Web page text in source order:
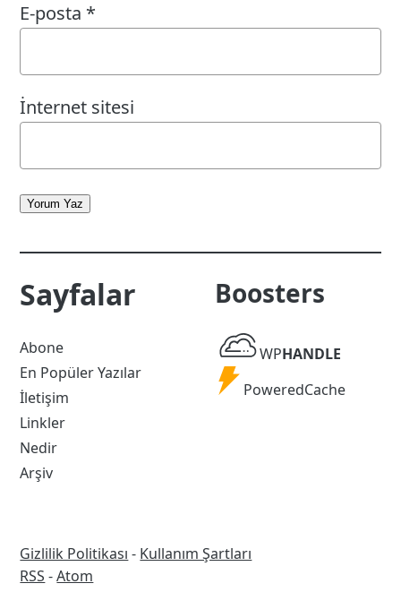
E-posta *
İnternet sitesi
Yorum Yaz
Sayfalar
Abone
En Popüler Yazılar
İletişim
Linkler
Nedir
Arşiv
Boosters
WP
Handle
WPHANDLE
Powered
PoweredCache
Gizlilik Politikası - Kullanım Şartları
RSS
RSS -Atom